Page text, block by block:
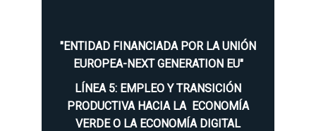
"ENTIDAD FINANCIADA POR LA UNIÓN
EUROPEA-NEXT GENERATION EU"
LÍNEA 5: EMPLEO Y TRANSICIÓN
PRODUCTIVA HACIA LA ECONOMÍA
VERDE O LA ECONOMÍA DIGITAL